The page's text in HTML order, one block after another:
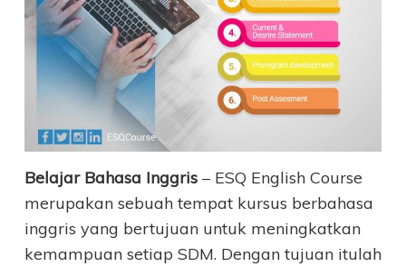
Belajar Bahasa Inggris– ESQ English Course
merupakan sebuah tempat kursus berbahasa
inggris yang bertujuan untuk meningkatkan
kemampuan setiap SDM. Dengan tujuan itulah